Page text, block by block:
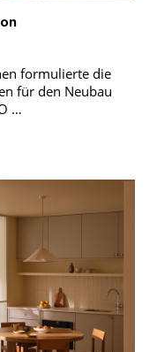
formulierte die
für den Neubau
…